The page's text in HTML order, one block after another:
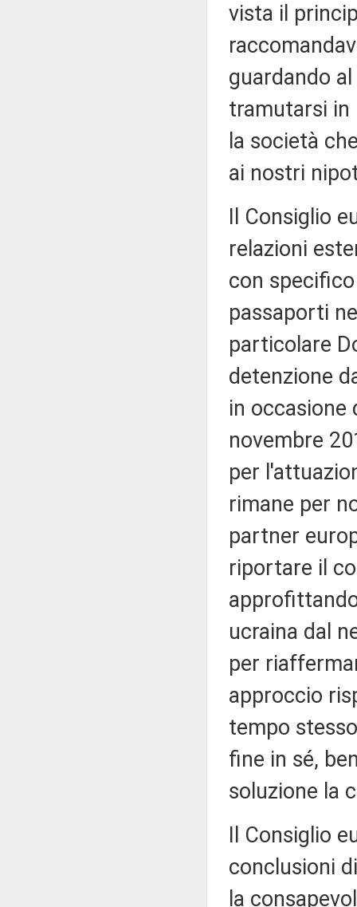
vista il
guardando
tramutarsi in
la società
ai nostri
Il Consiglio
relazioni
con
passaporti
particolare
detenzione
in occasione
novembre
per
rimane per
partner
riportare il
ucraina dal
per
approccio
tempo
fine in sé,
soluzione la
Il Consiglio
conclusioni
la